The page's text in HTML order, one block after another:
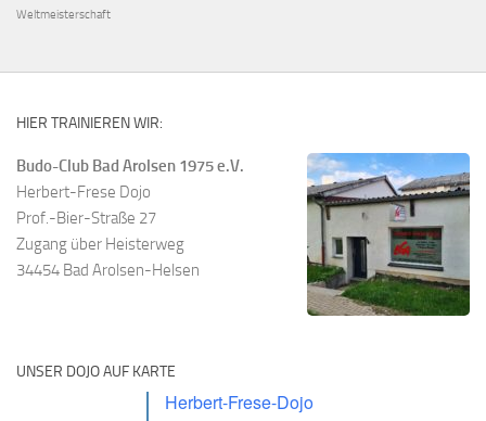
Weltmeisterschaft
HIER TRAINIEREN WIR:
Budo-Club Bad Arolsen 1975 e.V.
Herbert-Frese Dojo
Prof.-Bier-Straße 27
Zugang über Heisterweg
34454 Bad Arolsen-Helsen
UNSER DOJO AUF KARTE
Herbert-Frese-Dojo